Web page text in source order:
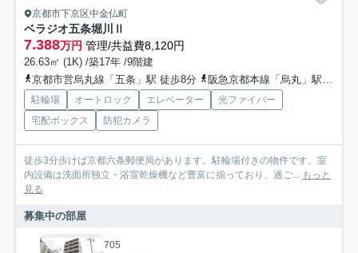
京都市下京区中金仏町
ベラジオ五条堀川Ⅱ
7.388万円 管理/共益費8,120円
26.63㎡ (1K) /築17年 /9階建
京都市営烏丸線「五条」駅 徒歩8分
阪急京都本線「烏丸」駅 徒歩15分
駐輪場 オートロック エレベーター
光ファイバー
宅配ボックス
防犯カメラ
徒歩3分歩けば京都六条郵便局があります。駐輪場付きの物件です。室
内設備は洗面所独立・浴室乾燥機など豊富に揃っており、過ご... もっと
見る
募集中の部屋
705